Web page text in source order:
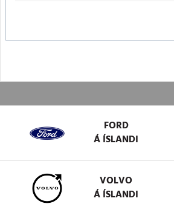
FORD
Á ÍSLANDI
VOLVO
Á ÍSLANDI